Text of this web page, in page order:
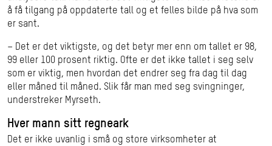
å få tilgang på oppdaterte tall og et felles bilde på hva som
er sant.
– Det er det viktigste, og det betyr mer enn om tallet er 98,
99 eller 100 prosent riktig. Ofte er det ikke tallet i seg selv
som er viktig, men hvordan det endrer seg fra dag til dag
eller måned til måned. Slik får man med seg svingninger,
understreker Myrseth.
Hver mann sitt regneark
Det er ikke uvanlig i små og store virksomheter at